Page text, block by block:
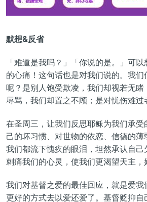
默想&反省
「难道是我吗？」「你说的是。」可
的心痛！这句话也是对我们说的。我
呢？是别人饱受欺凌，我们却视若无睹
辱骂，我们却置之不顾；是对忧伤难过
在圣周三，让我们反思耶稣为我们承受
己的坏习惯、对世物的依恋、信德的
我们都流下愧疚的眼泪，坦然承认自
刺痛我们的心灵，使我们更渴望天主，
我们对基督之爱的最佳回应，就是爱
更好的方式去以爱还爱了。基督贬抑自